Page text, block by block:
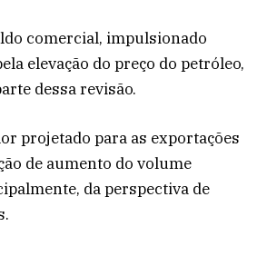
comercial, impulsionado
elevação do preço do petróleo,
dessa revisão.
projetado para as exportações
de aumento do volume
da perspectiva de